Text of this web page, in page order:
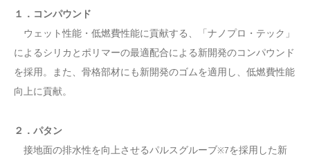
１．コンパウンド
ウェット性能・低燃費性能に貢献する、「ナノプロ・テック」
によるシリカとポリマーの最適配合による新開発のコンパウンド
を採用。また、骨格部材にも新開発のゴムを適用し、低燃費性能
向上に貢献。
２．パタン
接地面の排水性を向上させるパルスグルーブ※7を採用した新